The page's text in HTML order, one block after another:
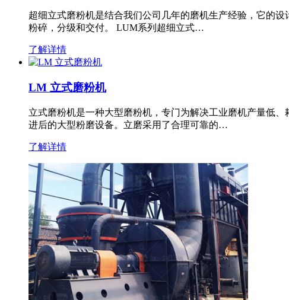
超细立式磨粉机是结合我们公司几年的磨机生产经验，它的
粉碎，分级和交付。 LUM系列超细立式…
了解详情
LM 立式磨粉机
立式磨粉机是一种大型磨粉机，专门为解决工业磨机产量低
进后的大型粉磨设备。立磨采用了合理可靠的…
了解详情